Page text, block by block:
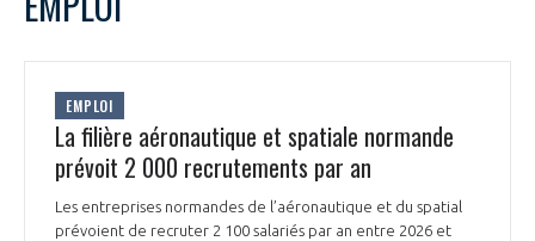
EMPLOI
La filière aéronautique et spatiale normande
prévoit 2 000 recrutements par an
Les entreprises normandes de l’aéronautique et du spatial
prévoient de recruter 2 100 salariés par an entre 2026 et